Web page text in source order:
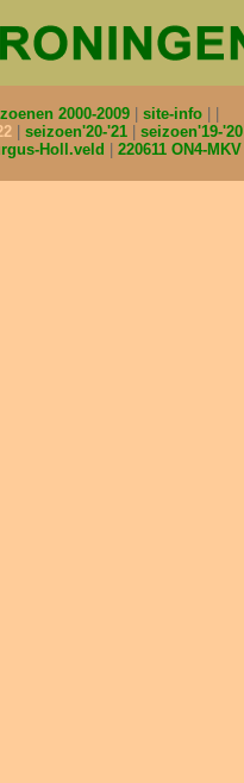
2000-2009
site-info
seizoen'20-'21 seizoen'19-'20
Holl.veld 220611 ON4-MKV